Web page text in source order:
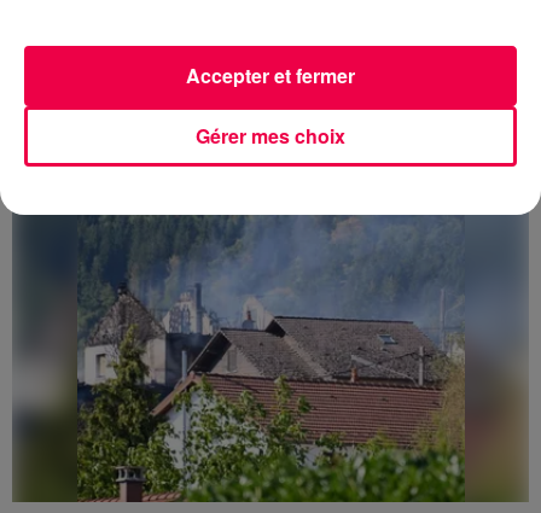
PRÉVIFEUX : "il faut avoir une culture du risque"
dans les Vosges
Gérer mes choix
Accepter et fermer